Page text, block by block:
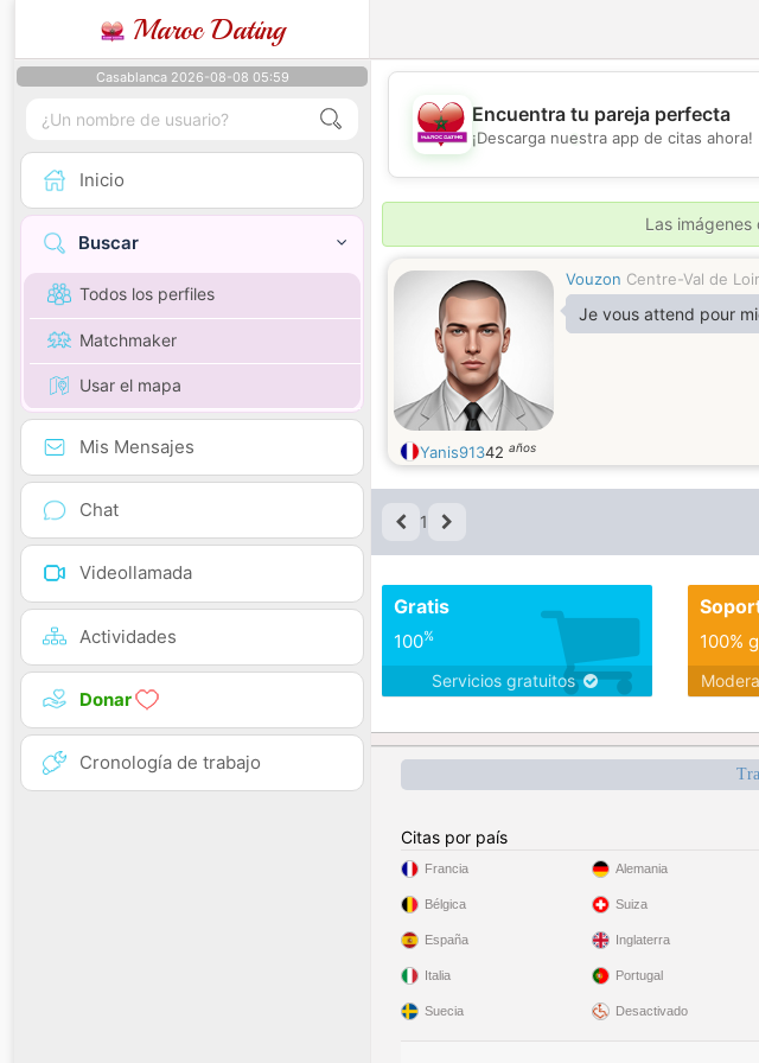
Maroc Dating
Casablanca 2026-08-08 05:59
Inicio
Buscar
Todos los perfiles
Matchmaker
Usar el mapa
Mis Mensajes
Chat
Videollamada
Actividades
Donar
Cronología de trabajo
💖
Encuentra tu pareja perfecta
¡Descarga nuestra app de citas ahora!
Las
Vouzon Centre-Val de
Yanis91342 años
1
Gratis
100%
Servicios gratuitos
100%
Citas por país
Francia
Bélgica
España
Italia
Suecia
Alemania
Suiza
Inglaterra
Portugal
Desactivado